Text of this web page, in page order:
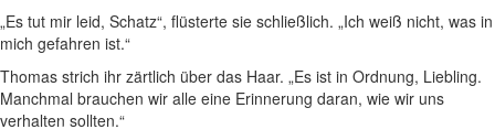
„Es tut mir leid, Schatz“, flüsterte sie schließlich. „Ich weiß nicht, was in
mich gefahren ist.“
Thomas strich ihr zärtlich über das Haar. „Es ist in Ordnung, Liebling.
Manchmal brauchen wir alle eine Erinnerung daran, wie wir uns
verhalten sollten.“